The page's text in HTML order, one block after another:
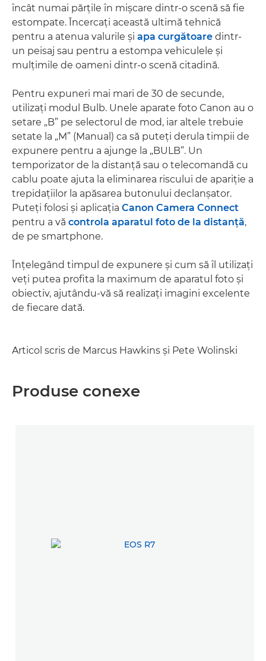
încât numai părţile în mişcare dintr-o scenă să fie
estompate. Încercaţi această ultimă tehnică
pentru a atenua valurile şi apa curgătoare dintr-
un peisaj sau pentru a estompa vehiculele şi
mulţimile de oameni dintr-o scenă citadină.
Pentru expuneri mai mari de 30 de secunde,
utilizaţi modul Bulb. Unele aparate foto Canon au o
setare „B” pe selectorul de mod, iar altele trebuie
setate la „M” (Manual) ca să puteţi derula timpii de
expunere pentru a ajunge la „BULB”. Un
temporizator de la distanţă sau o telecomandă cu
cablu poate ajuta la eliminarea riscului de apariţie a
trepidaţiilor la apăsarea butonului declanşator.
Puteţi folosi şi aplicaţia Canon Camera Connect
pentru a vă controla aparatul foto de la distanţă,
de pe smartphone.
Înţelegând timpul de expunere şi cum să îl utilizaţi
veţi putea profita la maximum de aparatul foto şi
obiectiv, ajutându-vă să realizaţi imagini excelente
de fiecare dată.
Articol scris de Marcus Hawkins şi Pete Wolinski
Produse conexe